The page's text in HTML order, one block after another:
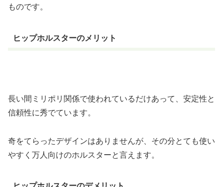
ものです。
ヒップホルスターのメリット
長い間ミリポリ関係で使われているだけあって、安定性と
信頼性に秀でています。
奇をてらったデザインはありませんが、その分とても使い
やすく万人向けのホルスターと言えます。